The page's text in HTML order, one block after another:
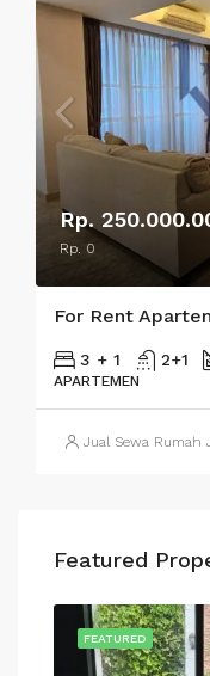
Rp.
Rp. 0
For Rent
3 + 1 2+1
APARTEMEN
Jual Sewa Rumah
Featured
FEATURED